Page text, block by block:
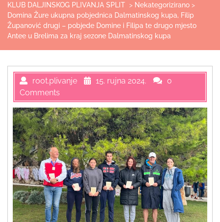
KLUB DALJINSKOG PLIVANJA SPLIT > Nekategorizirano >
Domina Žure ukupna pobjednica Dalmatinskog kupa, Filip
Županović drugi – pobjede Domine i Filipa te drugo mjesto
Antee u Brelima za kraj sezone Dalmatinskog kupa
root.plivanje 15. rujna 2024.
0
Comments